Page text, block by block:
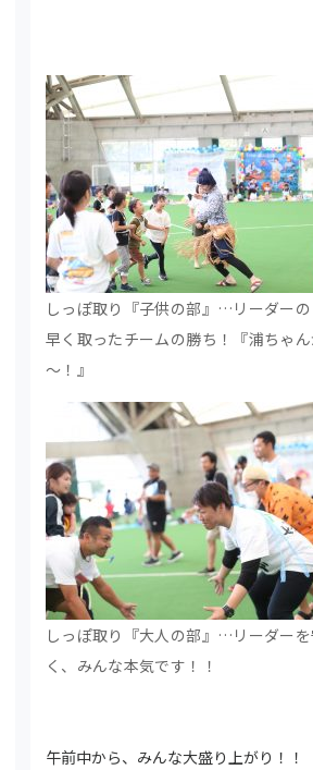
しっぽ取り『子供の部』…リーダー
早く取ったチームの勝ち！『浦ちゃ
～！』
しっぽ取り『大人の部』…リーダー
く、みんな本気です！！
午前中から、みんな大盛り上がり！！